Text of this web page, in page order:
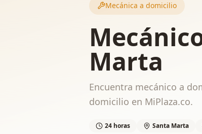
Mecánica a domicilio
Marta
Encuentra mecánico a
domicilio en MiPlaza.co.
24 horas Santa Marta